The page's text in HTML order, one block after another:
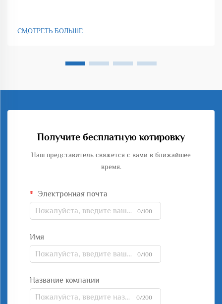
СМОТРЕТЬ БОЛЬШЕ
Получите бесплатную котировку
Наш представитель свяжется с вами в ближайшее
время.
Электронная почта
0/100
Имя
0/100
Название компании
0/200